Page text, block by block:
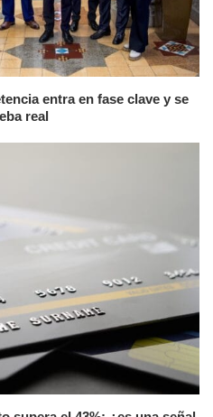
entra en fase clave y se
real